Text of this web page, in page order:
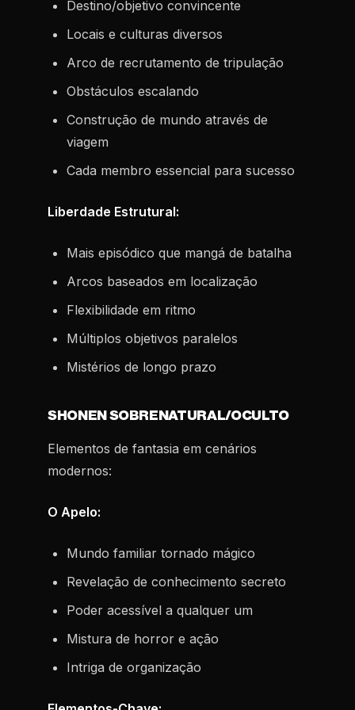
Destino/objetivo convincente
Locais e culturas diversos
Arco de recrutamento de tripulação
Obstáculos escalando
Construção de mundo através de
viagem
Cada membro essencial para sucesso
Liberdade Estrutural:
Mais episódico que mangá de batalha
Arcos baseados em localização
Flexibilidade em ritmo
Múltiplos objetivos paralelos
Mistérios de longo prazo
SHONEN SOBRENATURAL/OCULTO
Elementos de fantasia em cenários
modernos:
O Apelo:
Mundo familiar tornado mágico
Revelação de conhecimento secreto
Poder acessível a qualquer um
Mistura de horror e ação
Intriga de organização